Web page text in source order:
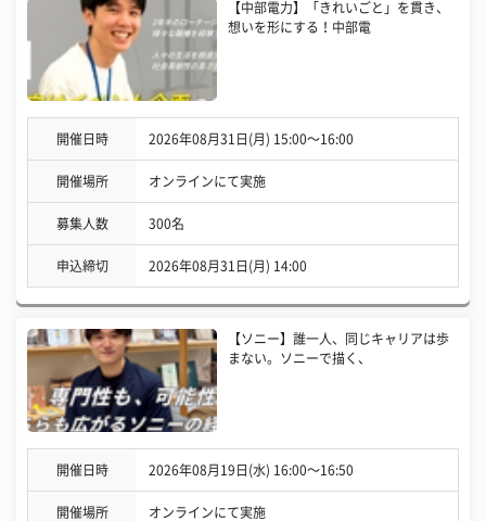
【中部電力】「きれいごと」を貫き、
想いを形にする！中部電
開催日時 2026年08月31日(月) 15:00〜16:00
開催場所 オンラインにて実施
募集人数 300名
申込締切 2026年08月31日(月) 14:00
【ソニー】誰一人、同じキャリアは歩
まない。ソニーで描く、
開催日時 2026年08月19日(水) 16:00〜16:50
開催場所 オンラインにて実施